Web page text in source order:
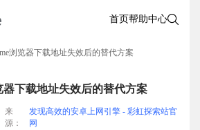
首页帮助中心
浏览器下载地址失效后的替代方案
器下载地址失效后的替代方案
来
源：
发现高效的安卓上网引擎 - 彩虹探索站官
网